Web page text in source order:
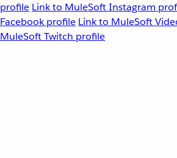
profile Link to MuleSoft Instagram
Facebook profile Link to MuleSoft
MuleSoft Twitch profile